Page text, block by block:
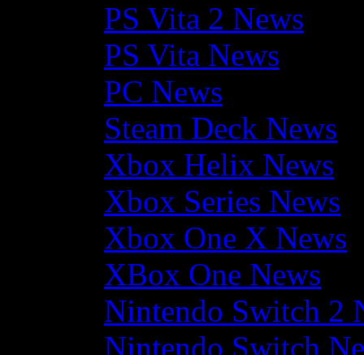
PS Vita 2 News
PS Vita News
PC News
Steam Deck News
Xbox Helix News
Xbox Series News
Xbox One X News
XBox One News
Nintendo Switch 2
Nintendo Switch